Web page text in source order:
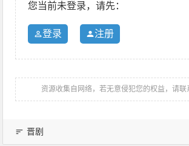
您当前未登录，请先：
登录 注册
资源收集自网络，若无意侵犯您的权益，请联
晋剧